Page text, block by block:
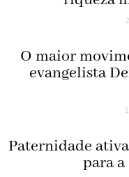
O maior
evangelista
Paternidade
para a